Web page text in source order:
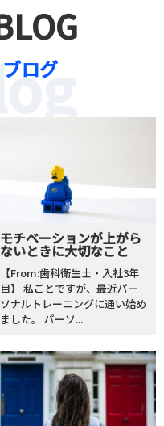
ログ
モチベーションが上がら
ないときに大切なこと
【From:歯科衛生士・入社3年
目】 私ごとですが、最近パー
ソナルトレーニングに通い始め
ました。 パーソ...